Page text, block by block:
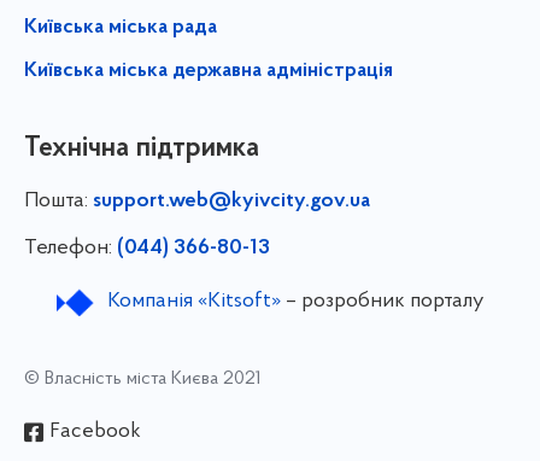
Київська міська рада
Київська міська державна адміністрація
Технічна підтримка
Пошта: support.web@kyivcity.gov.ua
Телефон: (044) 366-80-13
Компанія «Kitsoft»– розробник порталу
© Власність міста Києва 2021
Facebook